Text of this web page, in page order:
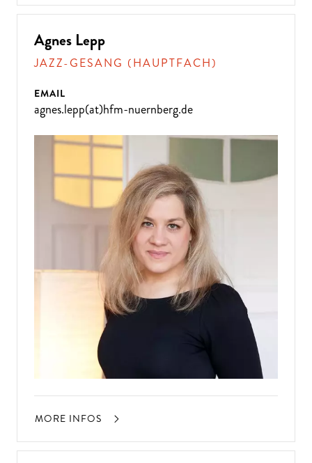
Agnes Lepp
JAZZ-GESANG (HAUPTFACH)
EMAIL
agnes.lepp(at)hfm-nuernberg.de
MORE INFOS